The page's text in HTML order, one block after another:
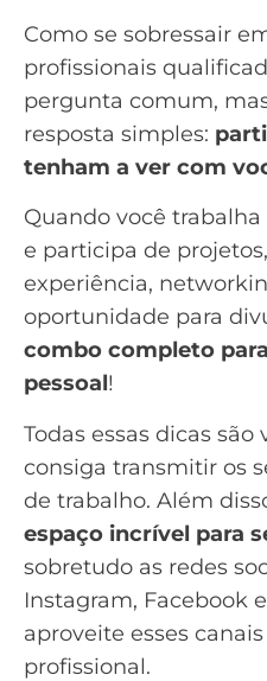
Como se sobressair
profissionais
pergunta comum,
resposta simples:
tenham a ver com
Quando você
e participa de
experiência,
oportunidade para
combo completo
pessoal!
Todas essas dicas
consiga transmitir os
de trabalho. Além
espaço incrível para
sobretudo as redes
Instagram, Facebook
aproveite esses
profissional.